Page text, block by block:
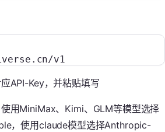
v1
API-Key，并粘贴填写
用MiniMax、Kimi、GLM等模型选择
，使用claude模型选择Anthropic-